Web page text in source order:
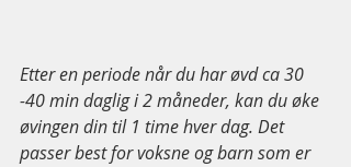
Etter en periode når du har øvd ca 30
-40 min daglig i 2 måneder, kan du øke
øvingen din til 1 time hver dag. Det
passer best for voksne og barn som er